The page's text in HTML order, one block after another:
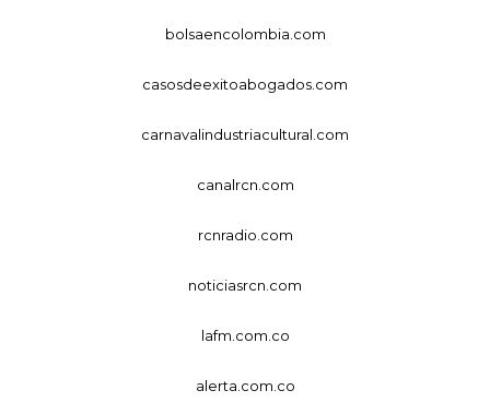
bolsaencolombia.com
casosdeexitoabogados.com
carnavalindustriacultural.com
canalrcn.com
rcnradio.com
noticiasrcn.com
lafm.com.co
alerta.com.co